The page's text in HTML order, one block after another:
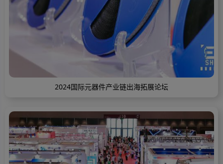
2024国际元器件产业链出海拓展论坛